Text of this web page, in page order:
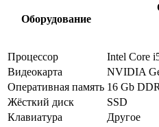
Оборудование
Процессор
Intel Core
Видеокарта
NVIDIA
Оперативная память 16 Gb
Жёсткий диск
SSD
Клавиатура
Другое